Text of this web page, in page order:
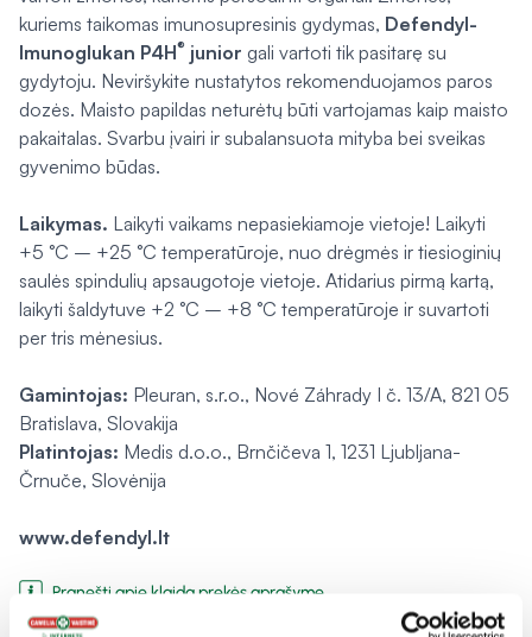
kuriems taikomas imunosupresinis gydymas, Defendyl-
Imunoglukan P4H® junior gali vartoti tik pasitarę su
gydytoju. Neviršykite nustatytos rekomenduojamos paros
dozės. Maisto papildas neturėtų būti vartojamas kaip maisto
pakaitalas. Svarbu įvairi ir subalansuota mityba bei sveikas
gyvenimo būdas.
Laikymas. Laikyti vaikams nepasiekiamoje vietoje! Laikyti
+5 °C – +25 °C temperatūroje, nuo drėgmės ir tiesioginių
saulės spindulių apsaugotoje vietoje. Atidarius pirmą kartą,
laikyti šaldytuve +2 °C – +8 °C temperatūroje ir suvartoti
per tris mėnesius.
Gamintojas: Pleuran, s.r.o., Nové Záhrady I č. 13/A, 821 05
Bratislava, Slovakija
Platintojas: Medis d.o.o., Brnčičeva 1, 1231 Ljubljana-
Črnuče, Slovėnija
www.defendyl.lt
Pranešti apie klaidą prekės aprašyme